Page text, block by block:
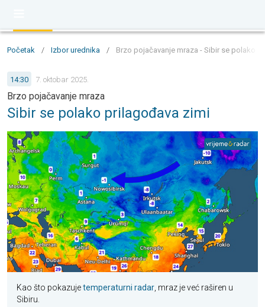
Početak / Izbor urednika / Brzo pojačavanje mraza - Sibir se polako
14:30 7. oktobar 2025.
Brzo pojačavanje mraza
Sibir se polako prilagođava zimi
Kao što pokazujetemperaturni radar , mraz je već raširen u
Sibiru.